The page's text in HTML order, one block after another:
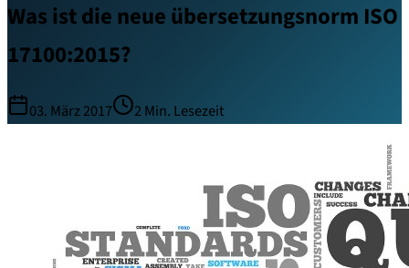
Was ist die neue übersetzungsnorm ISO
17100:2015?
03. März 2017 2Min. Lesezeit